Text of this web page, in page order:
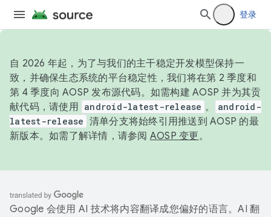
登录
自 2026 年起，为了与我们的主干稳定开发模型保持一
致，并确保生态系统的平台稳定性，我们将在第 2 季度和
第 4 季度向 AOSP 发布源代码。如需构建 AOSP 并为其贡
献代码，请使用 android-latest-release 。
android-
latest-release 清单分支将始终引用推送到 AOSP 的最
新版本。如需了解详情，请参阅 AOSP 变更。
Google 会使用 AI 技术将内容翻译成您偏好的语言。AI 翻